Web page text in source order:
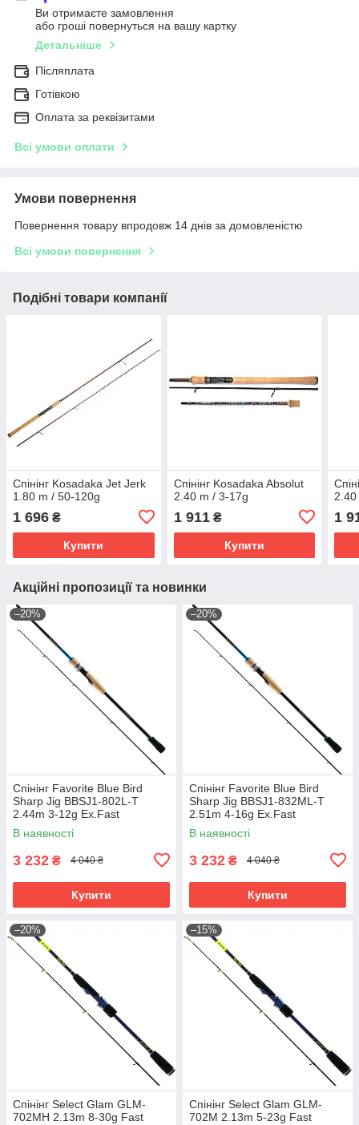
Ви отримаєте замовлення
або гроші повернуться на вашу картку
Детальніше
Післяплата
Готівкою
Оплата за реквізитами
Всі умови оплати
Умови повернення
Повернення товару впродовж 14 днів за домовленістю
Всі умови повернення
Подібні товари компанії
Спінінг Kosadaka Jet Jerk
1.80 m / 50-120g
1 696 ₴
Купити
Спінінг Kosadaka Absolut
2.40 m / 3-17g
1 911₴
Купити
1
Акційні пропозиції та новинки
–20%
Спінінг Favorite Blue Bird
Sharp Jig BBSJ1‑802L‑T
2.44m 3‑12g Ex.Fast
В наявності
3 232 ₴ 4 040 ₴
Купити
–20%
Спінінг Favorite Blue Bird
Sharp Jig BBSJ1‑832ML‑T
2.51m 4‑16g Ex.Fast
В наявності
3 232 ₴ 4 040 ₴
Купити
–20%
Спінінг Select Glam GLM-
702MH 2.13m 8-30g Fast
–15%
Спінінг Select Glam GLM-
702M 2.13m 5-23g Fast